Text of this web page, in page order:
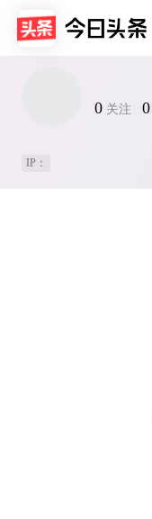
0 关注 0
IP：